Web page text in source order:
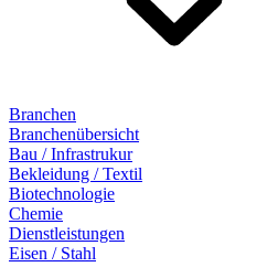
Branchen
Branchenübersicht
Bau / Infrastrukur
Bekleidung / Textil
Biotechnologie
Chemie
Dienstleistungen
Eisen / Stahl